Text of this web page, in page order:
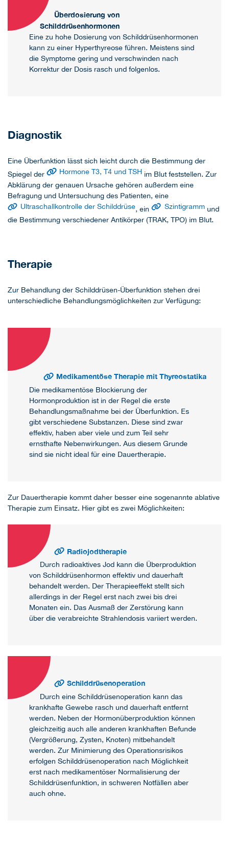
Überdosierung von
Schilddrüsenhormonen
Eine zu hohe Dosierung von Schilddrüsenhormonen
kann zu einer Hyperthyreose führen. Meistens sind
die Symptome gering und verschwinden nach
Korrektur der Dosis rasch und folgenlos.
Diagnostik
Eine Überfunktion lässt sich leicht durch die Bestimmung der
Spiegel der
Hormone T3, T4 und TSH im Blut feststellen. Zur
Abklärung der genauen Ursache gehören außerdem eine
Befragung und Untersuchung des Patienten, eine
Ultraschallkontrolle der Schilddrüse, ein Szintigramm und
die Bestimmung verschiedener Antikörper (TRAK, TPO) im Blut.
Therapie
Zur Behandlung der Schilddrüsen-Überfunktion stehen drei
unterschiedliche Behandlungsmöglichkeiten zur Verfügung:
Medikamentöse Therapie mit Thyreostatika
Die medikamentöse Blockierung der
Hormonproduktion ist in der Regel die erste
Behandlungsmaßnahme bei der Überfunktion. Es
gibt verschiedene Substanzen. Diese sind zwar
effektiv, haben aber viele und zum Teil sehr
ernsthafte Nebenwirkungen. Aus diesem Grunde
sind sie nicht ideal für eine Dauertherapie.
Zur Dauertherapie kommt daher besser eine sogenannte ablative
Therapie zum Einsatz. Hier gibt es zwei Möglichkeiten:
Radiojodtherapie
Durch radioaktives Jod kann die Überproduktion
von Schilddrüsenhormon effektiv und dauerhaft
behandelt werden. Der Therapieeffekt stellt sich
allerdings in der Regel erst nach zwei bis drei
Monaten ein. Das Ausmaß der Zerstörung kann
über die verabreichte Strahlendosis variiert werden.
Schilddrüsenoperation
Durch eine Schilddrüsenoperation kann das
krankhafte Gewebe rasch und dauerhaft entfernt
werden. Neben der Hormonüberproduktion können
gleichzeitig auch alle anderen krankhaften Befunde
(Vergrößerung, Zysten, Knoten) mitbehandelt
werden. Zur Minimierung des Operationsrisikos
erfolgen Schilddrüsenoperation nach Möglichkeit
erst nach medikamentöser Normalisierung der
Schilddrüsenfunktion, in schweren Notfällen aber
auch ohne.